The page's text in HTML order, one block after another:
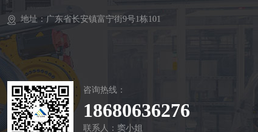
地址：广东省长安镇富宁街9号1栋101
咨询热线：
18680636276
联系人：窦小姐